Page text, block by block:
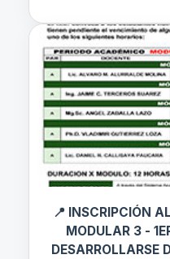
📍 INSCRIPCIÓN
MODULAR 3 -
DESARROLLARSE